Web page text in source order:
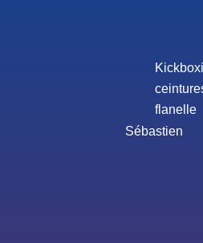
flanelle
Sébastien